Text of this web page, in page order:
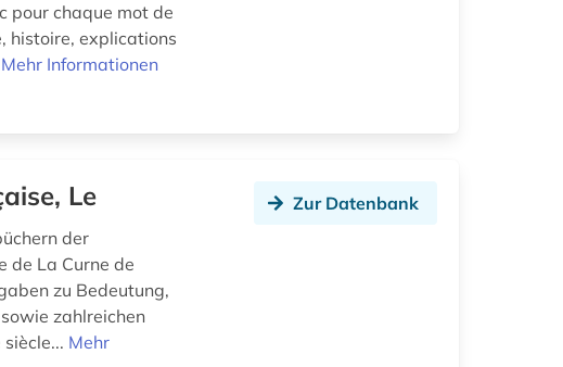
pour chaque mot de
histoire, explications
Mehr Informationen
Le
der
de La Curne de
zu Bedeutung,
zahlreichen
Mehr
Zur Datenbank